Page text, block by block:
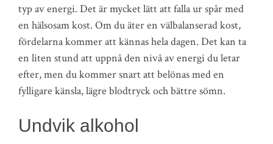
typ av energi. Det är mycket lätt att falla ur spår med
en hälsosam kost. Om du äter en välbalanserad kost,
fördelarna kommer att kännas hela dagen. Det kan ta
en liten stund att uppnå den nivå av energi du letar
efter, men du kommer snart att belönas med en
fylligare känsla, lägre blodtryck och bättre sömn.
Undvik alkohol